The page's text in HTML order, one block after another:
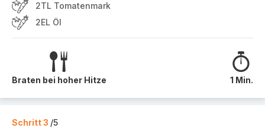
2TL Tomatenmark
2EL Öl
Braten bei hoher Hitze 1 Min.
Schritt 3 /5